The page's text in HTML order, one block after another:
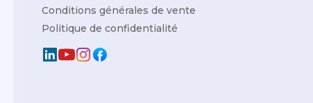
Conditions générales de vente
Politique de confidentialité